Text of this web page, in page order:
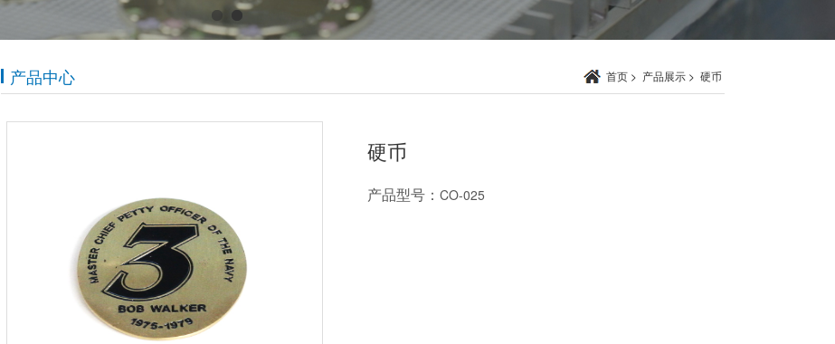
产品中心 首页 > 产品展示 > 硬币
硬币
产品型号： CO-025